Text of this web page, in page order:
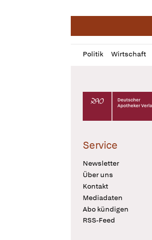
Politik Wirtschaft
Profil
öffnen
Daz
Pur
Deutscher
Service
Newsletter
Über uns
Kontakt
Mediadaten
Abo kündigen
RSS-Feed